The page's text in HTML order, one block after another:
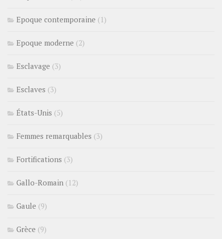
Epoque contemporaine (1)
Epoque moderne (2)
Esclavage (3)
Esclaves (3)
États-Unis (5)
Femmes remarquables (3)
Fortifications (3)
Gallo-Romain (12)
Gaule (9)
Grèce (9)